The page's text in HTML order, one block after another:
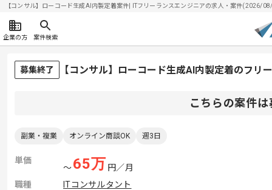
【コンサル】ローコード生成AI内製定着案件| ITフリーランスエンジニアの求人・案件(2026/
企業の方 案件検索
募集終了 【コンサル】ローコード生成AI内製定着のフリ
こちらの案件
副業・複業 オンライン商談OK 週3日
単価
〜65万 円／月
職種
ITコンサルタント